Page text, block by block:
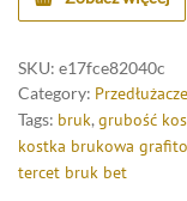
SKU: e17fce82040c
Category: Przedłużacze
Tags: bruk, grubość
kostka brukowa
tercet bruk bet